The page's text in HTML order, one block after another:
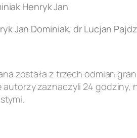
Henryk Jan
Jan Dominiak, dr Lucjan
została z trzech odmian
zaznaczyli 24